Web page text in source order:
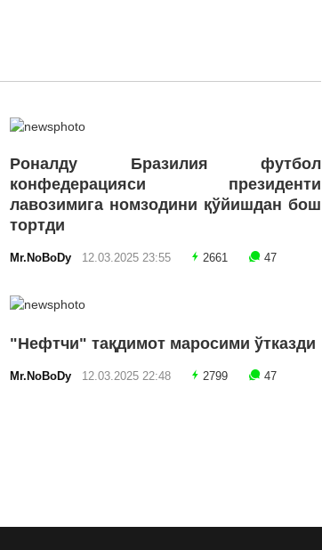
Роналду Бразилия футбол
конфедерацияси президенти
лавозимига номзодини қўйишдан бош
тортди
Mr.NoBoDy 12.03.2025 23:55 2661 47
"Нефтчи" тақдимот маросими ўтказди
Mr.NoBoDy 12.03.2025 22:48 2799 47